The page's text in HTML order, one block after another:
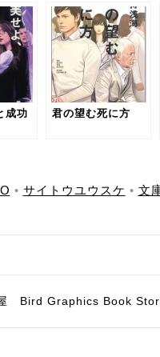
成功
君の望む死に方
• サイトウユウスケ • 文
Bird Graphics Book